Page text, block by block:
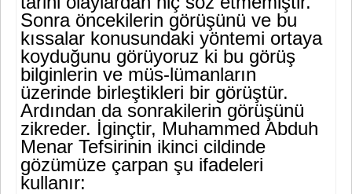
Sonra öncekilerin görüşünü ve bu
kıssalar konusundaki yöntemi ortaya
koyduğunu görüyoruz ki bu görüş
bilginlerin ve müs-lümanların
üzerinde birleştikleri bir görüştür.
Ardından da sonrakilerin görüşünü
zikreder. İginçtir, Muhammed Abduh
Menar Tefsirinin ikin­ci cildinde
gözümüze çarpan şu ifadeleri
kullanır: